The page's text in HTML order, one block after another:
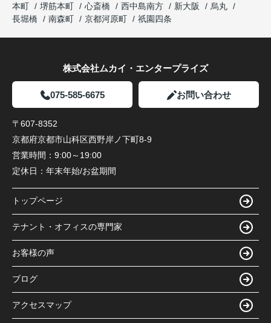
本町
堺筋本町 心斎橋 西中島南方 新大阪
烏丸
長堀橋
南森町 京都河原町 祇園四条
株式会社ムカイ・エンタープライズ
075-585-6675 お問い合わせ
〒607-8352
京都府京都市山科区西野岸ノ下町8-9
営業時間： 9:00～19:00
定休日： 年末年始/お盆期間
トップページ
テナント・オフィスの専門家
お客様の声
ブログ
アクセスマップ